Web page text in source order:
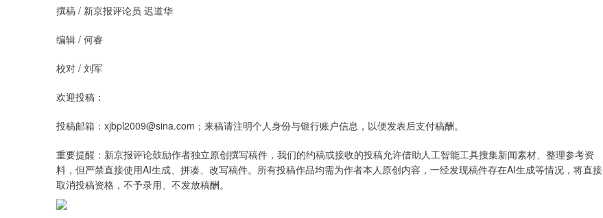
撰稿 / 新京报评论员 迟道华
编辑 / 何睿
校对 / 刘军
欢迎投稿：
投稿邮箱：xjbpl2009@sina.com；来稿请注明个人身份与银行账户信息，以便发表后支付稿酬。
重要提醒：新京报评论鼓励作者独立原创撰写稿件，我们的约稿或接收的投稿允许借助人工智能工具搜集新闻素材、整理参考资
料，但严禁直接使用AI生成、拼凑、改写稿件。所有投稿作品均需为作者本人原创内容，一经发现稿件存在AI生成等情况，将直接
取消投稿资格，不予录用、不发放稿酬。